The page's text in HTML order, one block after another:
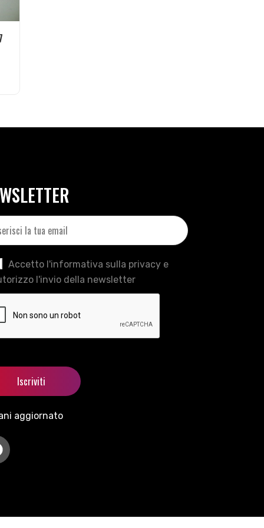
Accetto l'informativa sulla privacy e
l'invio della newsletter
aggiornato